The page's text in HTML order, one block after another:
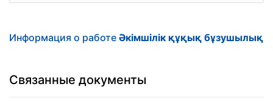
Информация о работе Әкімшілік құқық бұзушылық
Связанные документы